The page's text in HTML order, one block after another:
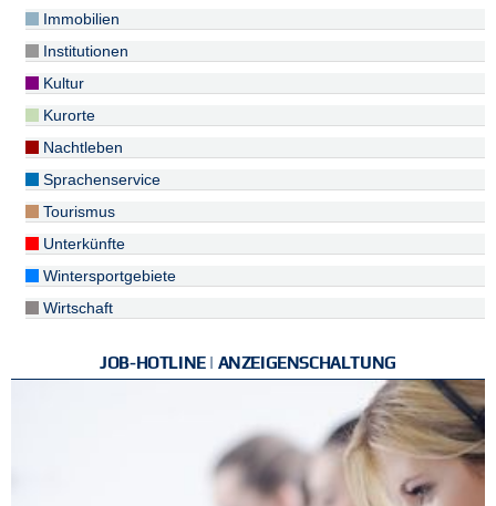
Immobilien
Institutionen
Kultur
Kurorte
Nachtleben
Sprachenservice
Tourismus
Unterkünfte
Wintersportgebiete
Wirtschaft
JOB-HOTLINE | ANZEIGENSCHALTUNG